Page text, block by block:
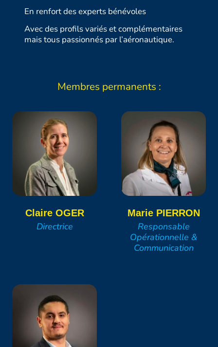
En renfort des experts bénévoles
Avec des profils variés et complémentaires
mais tous passionnés par l’aéronautique.
Membres permanents :
ClaireOGER
Directrice
MariePIERRON
Responsable
Opérationnelle &
Communication